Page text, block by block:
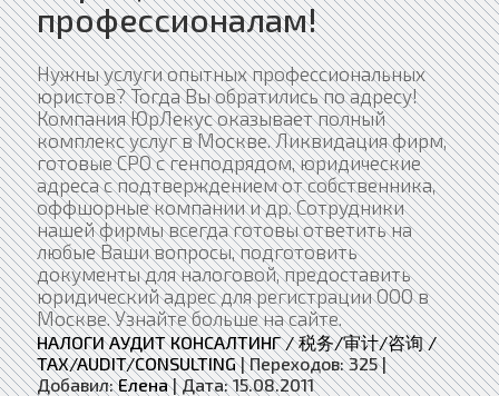
профессионалам!
Нужны услуги опытных профессиональных
юристов? Тогда Вы обратились по адресу!
Компания ЮрЛекус оказывает полный
комплекс услуг в Москве. Ликвидация фирм,
готовые СРО с генподрядом, юридические
адреса с подтверждением от собственника,
оффшорные компании и др. Сотрудники
нашей фирмы всегда готовы ответить на
любые Ваши вопросы, подготовить
документы для налоговой, предоставить
юридический адрес для регистрации ООО в
Москве. Узнайте больше на сайте.
НАЛОГИ АУДИТ КОНСАЛТИНГ / 税务/审计/咨询 /
TAX/AUDIT/CONSULTING|Переходов: 325 |
Добавил: Елена |Дата: 15.08.2011